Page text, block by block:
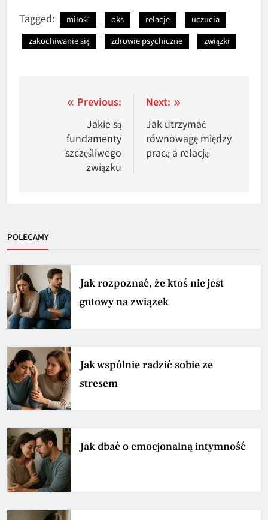
Tagged: miłość oks relacje
uczucia
zakochiwanie się
zdrowie psychiczne związki
Nawigacja
Previous:
Jakie są
fundamenty
szczęśliwego
związku
Next:
Jak utrzymać
równowagę między
pracą a relacją
POLECAMY
Jak rozpoznać, że ktoś nie jest
gotowy na związek
Jak wspólnie radzić sobie ze
stresem
Jak dbać o emocjonalną intymność